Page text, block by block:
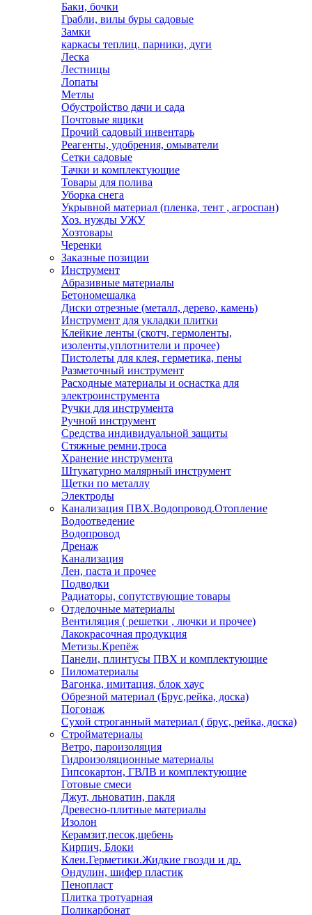
Баки, бочки
Грабли, вилы буры садовые
Замки
каркасы теплиц. парники, дуги
Леска
Лестницы
Лопаты
Метлы
Обустройство дачи и сада
Почтовые ящики
Прочий садовый инвентарь
Реагенты, удобрения, омыватели
Сетки садовые
Тачки и комплектующие
Товары для полива
Уборка снега
Укрывной материал (пленка, тент , агроспан)
Хоз. нужды УЖУ
Хозтовары
Черенки
Заказные позиции
Инструмент
Абразивные материалы
Бетономешалка
Диски отрезные (металл, дерево, камень)
Инструмент для укладки плитки
Клейкие ленты (скотч, гермоленты,
изоленты,уплотнители и прочее)
Пистолеты для клея, герметика, пены
Разметочный инструмент
Расходные материалы и оснастка для
электроинструмента
Ручки для инструмента
Ручной инструмент
Средства индивидуальной защиты
Стяжные ремни,троса
Хранение инструмента
Штукатурно малярный инструмент
Щетки по металлу
Электроды
Канализация ПВХ.Водопровод.Отопление
Водоотведение
Водопровод
Дренаж
Канализация
Лен, паста и прочее
Подводки
Радиаторы, сопутствующие товары
Отделочные материалы
Вентиляция ( решетки , лючки и прочее)
Лакокрасочная продукция
Метизы.Крепёж
Панели, плинтусы ПВХ и комплектующие
Пиломатериалы
Вагонка, имитация, блок хаус
Обрезной материал (Брус,рейка, доска)
Погонаж
Сухой строганный материал ( брус, рейка, доска)
Стройматериалы
Ветро, пароизоляция
Гидроизоляционные материалы
Гипсокартон, ГВЛВ и комплектующие
Готовые смеси
Джут, льноватин, пакля
Древесно-плитные материалы
Изолон
Керамзит,песок,щебень
Кирпич, Блоки
Клеи.Герметики.Жидкие гвозди и др.
Ондулин, шифер пластик
Пенопласт
Плитка тротуарная
Поликарбонат